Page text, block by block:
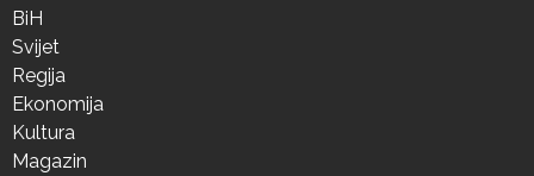
BiH
Svijet
Regija
Ekonomija
Kultura
Magazin